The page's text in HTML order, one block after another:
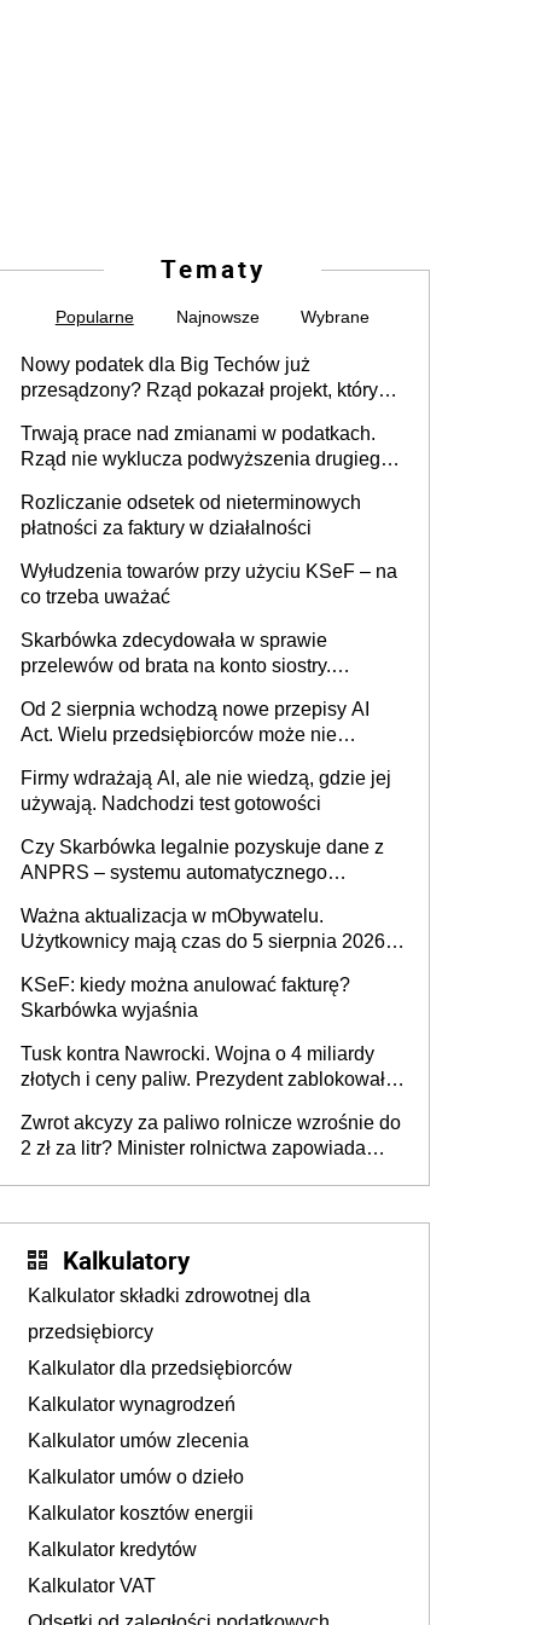
Tematy
Popularne Najnowsze Wybrane
Nowy podatek dla Big Techów już
przesądzony? Rząd pokazał projekt, który
Trwają prace nad zmianami w podatkach.
Rząd nie wyklucza podwyższenia drugiego
Rozliczanie odsetek od nieterminowych
płatności za faktury w działalności
Wyłudzenia towarów przy użyciu KSeF – na
co trzeba uważać
Skarbówka zdecydowała w sprawie
przelewów od brata na konto siostry.
darowizna, ale podatku jednak nie będzie
Od 2 sierpnia wchodzą nowe przepisy AI
Act. Wielu przedsiębiorców może nie
Firmy wdrażają AI, ale nie wiedzą, gdzie jej
używają. Nadchodzi test gotowości
Czy Skarbówka legalnie pozyskuje dane z
ANPRS – systemu automatycznego
pojazdów z kamer drogowych?
Ważna aktualizacja w mObywatelu.
Użytkownicy mają czas do 5 sierpnia 2026
KSeF: kiedy można anulować fakturę?
Skarbówka wyjaśnia
Tusk kontra Nawrocki. Wojna o 4 miliardy
złotych i ceny paliw. Prezydent zablokował
wymierzonym we wszystkich polskich
kierowców”
Zwrot akcyzy za paliwo rolnicze wzrośnie do
2 zł za litr? Minister rolnictwa zapowiada
Kalkulatory
Kalkulator składki zdrowotnej dla
przedsiębiorcy
Kalkulator dla przedsiębiorców
Kalkulator wynagrodzeń
Kalkulator umów zlecenia
Kalkulator umów o dzieło
Kalkulator kosztów energii
Kalkulator kredytów
Kalkulator VAT